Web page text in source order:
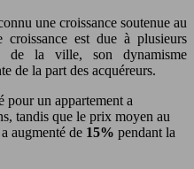
une croissance soutenue au
croissance est due à plusieurs
de la ville, son dynamisme
de la part des acquéreurs.
pour un appartement a
tandis que le prix moyen au
augmenté de 15% pendant la